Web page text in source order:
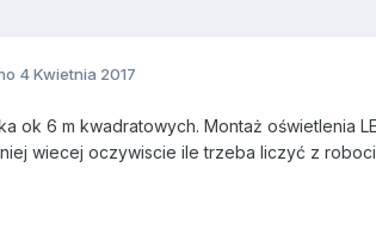
4 Kwietnia 2017
ok 6 m kwadratowych. Montaż oświetlenia
wiecej oczywiscie ile trzeba liczyć z